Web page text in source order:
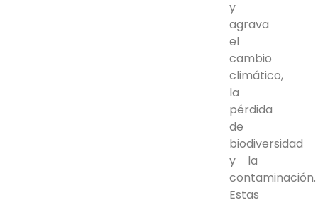
y
agrava
el
cambio
climático,
la
pérdida
de
biodiversidad
y la
contaminación.
Estas